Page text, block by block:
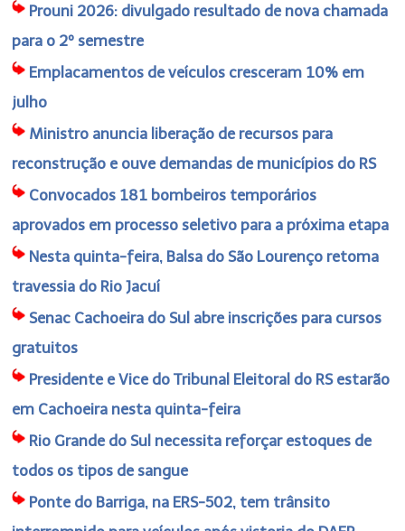
Prouni 2026: divulgado resultado de nova chamada
para o 2º semestre
Emplacamentos de veículos cresceram 10% em
julho
Ministro anuncia liberação de recursos para
reconstrução e ouve demandas de municípios do RS
Convocados 181 bombeiros temporários
aprovados em processo seletivo para a próxima etapa
Nesta quinta-feira, Balsa do São Lourenço retoma
travessia do Rio Jacuí
Senac Cachoeira do Sul abre inscrições para cursos
gratuitos
Presidente e Vice do Tribunal Eleitoral do RS estarão
em Cachoeira nesta quinta-feira
Rio Grande do Sul necessita reforçar estoques de
todos os tipos de sangue
Ponte do Barriga, na ERS-502, tem trânsito